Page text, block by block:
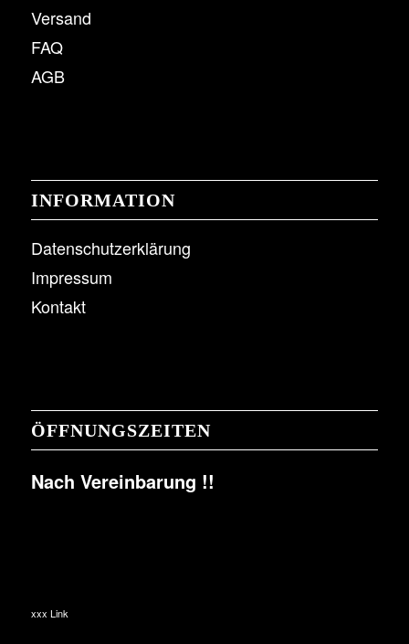
Versand
FAQ
AGB
INFORMATION
Datenschutzerklärung
Impressum
Kontakt
ÖFFNUNGSZEITEN
Nach Vereinbarung !!
xxx Link